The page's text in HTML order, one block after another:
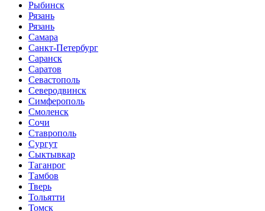
Рыбинск
Рязань
Рязань
Самара
Санкт-Петербург
Саранск
Саратов
Севастополь
Северодвинск
Симферополь
Смоленск
Сочи
Ставрополь
Сургут
Сыктывкар
Таганрог
Тамбов
Тверь
Тольятти
Томск